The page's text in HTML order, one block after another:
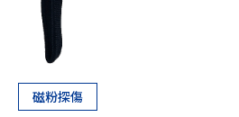
磁粉探傷